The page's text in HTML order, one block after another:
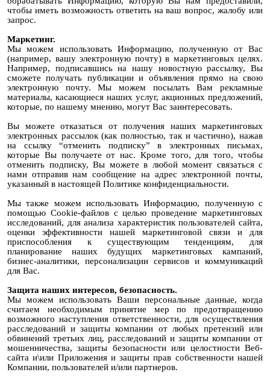
чтобы иметь возможность ответить на ваш вопрос, жалобу или
запрос.
Маркетинг.
Мы можем использовать Информацию, полученную от Вас
(например, вашу электронную почту) в маркетинговых целях.
Например, подписавшись на нашу новостную рассылку, Вы
сможете получать публикации и объявления прямо на свою
электронную почту. Мы можем посылать Вам рекламные
материалы, касающиеся наших услуг, акционных предложений,
которые, по нашему мнению, могут Вас заинтересовать.
Вы можете отказаться от получения наших маркетинговых
электронных рассылок (как полностью, так и частично), нажав
на ссылку “отменить подписку” в электронных письмах,
которые Вы получаете от нас. Кроме того, для того, чтобы
отменить подписку, Вы можете в любой момент связаться с
нами отправив нам сообщение на адрес электронной почты,
указанный в настоящей Политике конфиденциальности.
Мы также можем использовать Информацию, полученную с
помощью Cookie-файлов с целью проведение маркетинговых
исследований, для анализа характеристик пользователей сайта,
оценки эффективности нашей маркетинговой связи и для
приспособления к существующим тенденциям, для
планирование наших будущих маркетинговых кампаний,
бизнес-аналитики, персонализации сервисов и коммуникаций
для Вас.
Защита наших интересов, безопасность.
Мы можем использовать Ваши персональные данные, когда
считаем необходимым принятие мер по предотвращению
возможного наступления ответственности, для осуществления
расследований и защиты компании от любых претензий или
обвинений третьих лиц, расследований и защиты компании от
мошенничества, защиты безопасности или целостности Веб-
сайта и\или Приложения и защиты прав собственности нашей
Компании, пользователей и/или партнеров.